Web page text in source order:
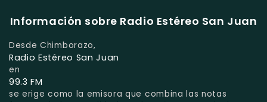
Información sobre Radio Estéreo San Juan
Desde Chimborazo,
Radio Estéreo San Juan
en
99.3 FM
se erige como la emisora que combina las notas